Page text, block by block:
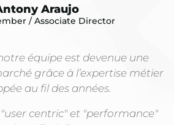
Araujo
/ Associate Director
équipe est devenue une
grâce à l’expertise métier
au fil des années.
centric" et "performance"